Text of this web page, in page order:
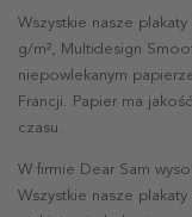
Wszystkie nasze
g/m², Multidesign
niepowlekanym
Francji. Papier ma
czasu.
W firmie Dear Sam
Wszystkie nasze